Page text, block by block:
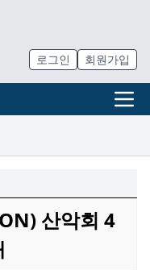
로그인 회원가입
산악회 4